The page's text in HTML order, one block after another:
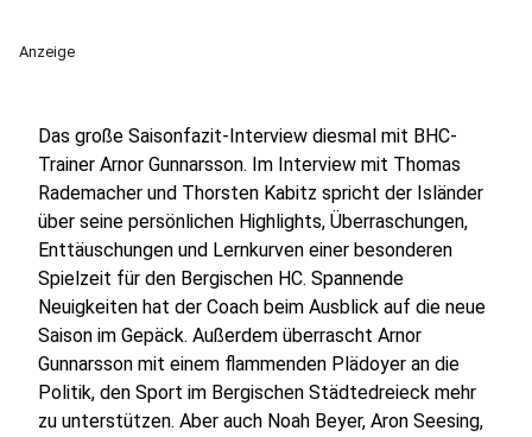
Anzeige
Das große Saisonfazit-Interview diesmal mit BHC-
Trainer Arnor Gunnarsson. Im Interview mit Thomas
Rademacher und Thorsten Kabitz spricht der Isländer
über seine persönlichen Highlights, Überraschungen,
Enttäuschungen und Lernkurven einer besonderen
Spielzeit für den Bergischen HC. Spannende
Neuigkeiten hat der Coach beim Ausblick auf die neue
Saison im Gepäck. Außerdem überrascht Arnor
Gunnarsson mit einem flammenden Plädoyer an die
Politik, den Sport im Bergischen Städtedreieck mehr
zu unterstützen. Aber auch Noah Beyer, Aron Seesing,